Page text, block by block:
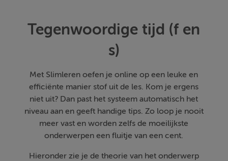
Tegenwoordige tijd (f en
s)
Met Slimleren oefen je online op een leuke en
efficiënte manier stof uit de les. Kom je ergens
niet uit? Dan past het systeem automatisch het
niveau aan en geeft handige tips. Zo loop je nooit
meer vast en worden zelfs de moeilijkste
onderwerpen een fluitje van een cent.
Hieronder zie je de theorie van het onderwerp